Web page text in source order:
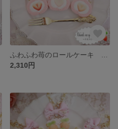
2,310円